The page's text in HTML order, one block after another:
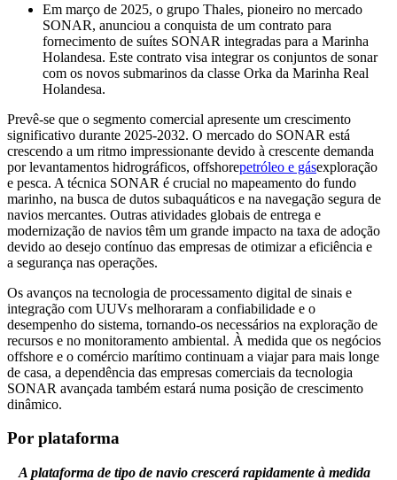
Em março de 2025, o grupo Thales, pioneiro no mercado
SONAR, anunciou a conquista de um contrato para
fornecimento de suítes SONAR integradas para a Marinha
Holandesa. Este contrato visa integrar os conjuntos de sonar
com os novos submarinos da classe Orka da Marinha Real
Holandesa.
Prevê-se que o segmento comercial apresente um crescimento
significativo durante 2025-2032. O mercado do SONAR está
crescendo a um ritmo impressionante devido à crescente demanda
por levantamentos hidrográficos, offshorepetróleo e gásexploração
e pesca. A técnica SONAR é crucial no mapeamento do fundo
marinho, na busca de dutos subaquáticos e na navegação segura de
navios mercantes. Outras atividades globais de entrega e
modernização de navios têm um grande impacto na taxa de adoção
devido ao desejo contínuo das empresas de otimizar a eficiência e
a segurança nas operações.
Os avanços na tecnologia de processamento digital de sinais e
integração com UUVs melhoraram a confiabilidade e o
desempenho do sistema, tornando-os necessários na exploração de
recursos e no monitoramento ambiental. À medida que os negócios
offshore e o comércio marítimo continuam a viajar para mais longe
de casa, a dependência das empresas comerciais da tecnologia
SONAR avançada também estará numa posição de crescimento
dinâmico.
Por plataforma
A plataforma de tipo de navio crescerá rapidamente à medida